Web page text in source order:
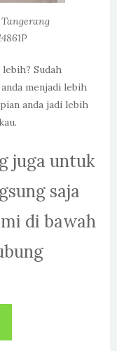
lebih? Sudah
menjadi lebih
anda jadi lebih
juga untuk
saja
di bawah